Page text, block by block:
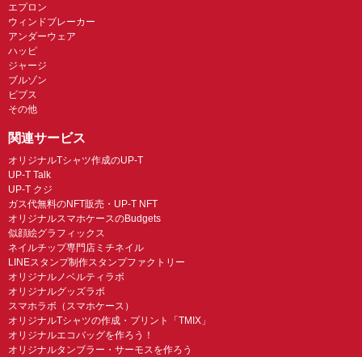
エプロン
ウィンドブレーカー
アンダーウェア
ハッピ
ジャージ
ブルゾン
ビブス
その他
関連サービス
オリジナルTシャツ作成のUP-T
UP-T Talk
UP-T クジ
ガス代無料のNFT販売・UP-T NFT
オリジナルスマホケースのBudgets
似顔絵グラフィックス
ネイルチップ専門店ミチネイル
LINEスタンプ制作スタンプファクトリー
オリジナルノベルティラボ
オリジナルグッズラボ
スマホラボ（スマホケース）
オリジナルTシャツの作成・プリント「TMIX」
オリジナルエコバッグを作ろう！
オリジナルタンブラー・サーモスを作ろう